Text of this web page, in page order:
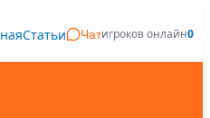
Статьи Чатигроков онлайн0